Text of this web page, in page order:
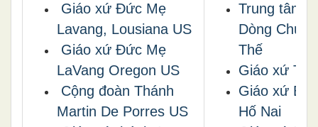
Giáo xứ Đức Mẹ
Lavang, Lousiana US
Giáo xứ Đức Mẹ
LaVang Oregon US
Cộng đoàn Thánh
Martin De Porres US
Trung tâm
Dòng Chúa
Thế
Giáo xứ
Giáo xứ Bùi
Hố Nai